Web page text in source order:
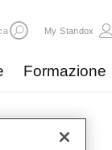
My Standox
Formazione